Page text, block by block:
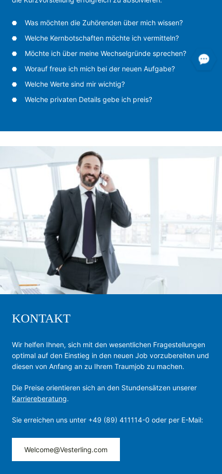
Was möchten die Zuhörenden über mich wissen?
Welche Kernbotschaften möchte ich vermitteln?
Möchte ich über meine Wechselgründe sprechen?
Worauf freue ich mich bei der neuen Aufgabe?
Welche Werte sind mir wichtig?
Welche privaten Details gebe ich preis?
KONTAKT
Wir helfen Ihnen, sich mit den wesentlichen Fragestellungen
optimal auf den Einstieg in den neuen Job vorzubereiten und
diesen von Anfang an zu Ihrem Traumjob zu machen.
Die Preise orientieren sich an den Stundensätzen unserer
Karriereberatung.
Sie erreichen uns unter +49 (89) 411114-0 oder per E-Mail:
Welcome@Vesterling.com